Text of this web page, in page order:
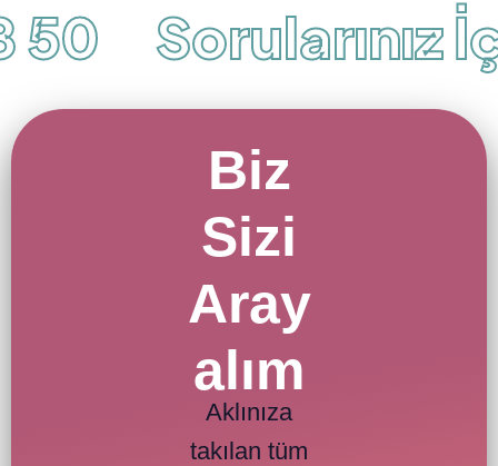
Sorularınız
Biz
Sizi
Aray
alım
Aklınıza
takılan tüm